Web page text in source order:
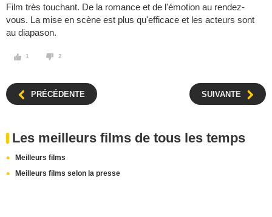
Film très touchant. De la romance et de l'émotion au rendez-
vous. La mise en scène est plus qu'efficace et les acteurs sont
au diapason.
1 2
PRÉCÉDENTE SUIVANTE
Les meilleurs films de tous les temps
Meilleurs films
Meilleurs films selon la presse